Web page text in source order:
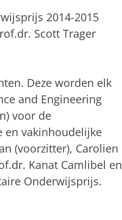
2014-2015
Scott Trager
Deze worden elk
and Engineering
voor de
en vakinhoudelijke
(voorzitter), Carolien
Kanat Camlibel en
Onderwijsprijs.